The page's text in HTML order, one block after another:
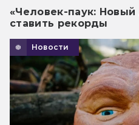
«Человек-паук:
ставить рекорды
Новости